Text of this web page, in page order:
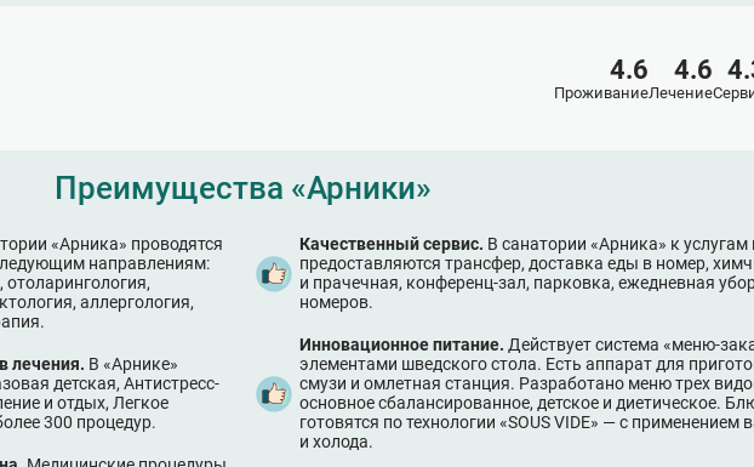
4.6
Проживание
4.6
Лечение
Преимущества «Арники»
«Арника» проводятся
направлениям:
отоларингология,
аллергология,
лечения. В «Арнике»
детская, Антистресс-
и отдых, Легкое
300 процедур.
Качественный сервис. В санатории «Арника» к услугам
предоставляются трансфер, доставка еды в номер,
и прачечная, конференц-зал, парковка, ежедневная
номеров.
Инновационное питание. Действует система «меню-
элементами шведского стола. Есть аппарат для
смузи и омлетная станция. Разработано меню трех
основное сбалансированное, детское и диетическое.
готовятся по технологии «SOUS VIDE» — с применением
и холода.